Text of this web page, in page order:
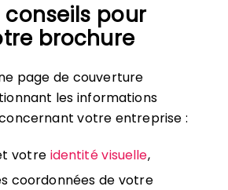
conseils pour
brochure
page de couverture
les informations
votre entreprise :
votre identité visuelle,
coordonnées de votre